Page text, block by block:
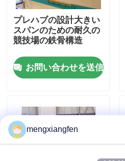
私達に連絡しなさい
ニュース
鋼鉄スペース フレーム
プレハブの設計大きい
スパンのための耐久の
競技場の鉄骨構造
お問い合わせを送信
mengxiangfen